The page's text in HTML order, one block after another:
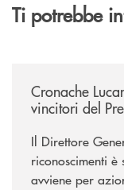
Ti potrebbe
Cronache
vincitori del
Il Direttore
riconoscimenti
avviene per